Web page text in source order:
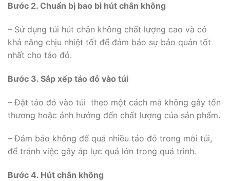
Bước 2. Chuẩn bị bao bì hút chân không
– Sử dụng túi hút chân không chất lượng cao và có
khả năng chịu nhiệt tốt để đảm bảo sự bảo quản tốt
nhất cho táo đỏ.
Bước 3. Sắp xếp táo đỏ vào túi
– Đặt táo đỏ vào túi theo một cách mà không gây tổn
thương hoặc ảnh hưởng đến chất lượng của sản phẩm.
– Đảm bảo không để quá nhiều táo đỏ trong mỗi túi,
để tránh việc gây áp lực quá lớn trong quá trình.
Bước 4. Hút chân không